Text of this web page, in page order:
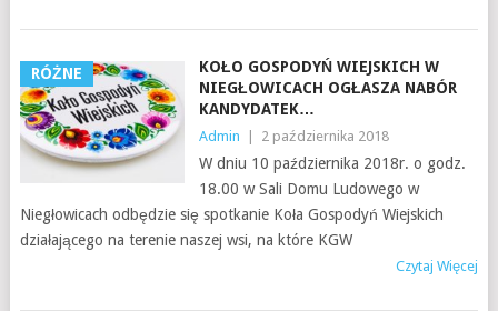
RÓŻNE
KOŁO GOSPODYŃ WIEJSKICH W
NIEGŁOWICACH OGŁASZA NABÓR
KANDYDATEK…
Admin 2 października 2018
W dniu 10 października 2018r. o godz.
18.00 w Sali Domu Ludowego w
Niegłowicach odbędzie się spotkanie Koła Gospodyń Wiejskich
działającego na terenie naszej wsi, na które KGW
Czytaj Więcej